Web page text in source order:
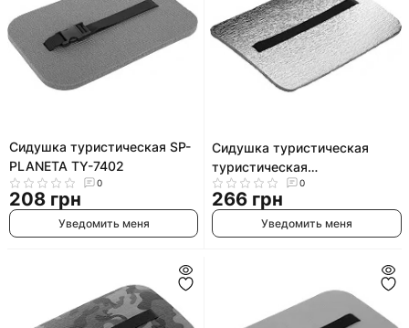
Сидушка туристическая SP-
PLANETA TY-7402
0
208 грн
Уведомить меня
Сидушка туристическая
туристическая
фoльгированная SP-PLANETA
TY-3264-F
0
266 грн
Уведомить меня